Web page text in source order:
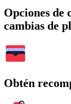
Opciones de
cambias de
Obtén